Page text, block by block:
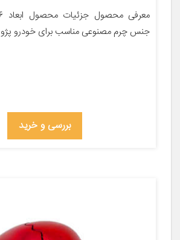
جنس چرم مصنوعی مناسب برای خودرو پژو ۲۰۶
بررسی و خرید